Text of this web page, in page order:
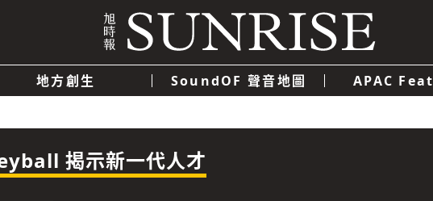
地方創生 SoundOF 聲音地圖 APAC
經濟
揭示新一代人才